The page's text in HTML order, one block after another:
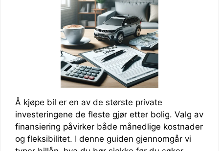
Å kjøpe bil er en av de største private
investeringene de fleste gjør etter bolig. Valg av
finansiering påvirker både månedlige kostnader
og fleksibilitet. I denne guiden gjennomgår vi